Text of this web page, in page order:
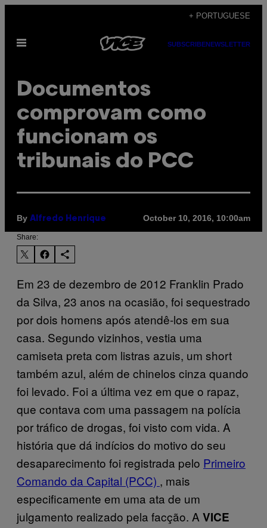
content
+ PORTUGUESE
Open
SUBSCRIBENEWSLETTER
Documentos
comprovam como
funcionam os
tribunais do PCC
By Alfredo Henrique October 10, 2016, 10:00am
Share:
Em 23 de dezembro de 2012 Franklin Prado
da Silva, 23 anos na ocasião, foi sequestrado
por dois homens após atendê-los em sua
casa. Segundo vizinhos, vestia uma
camiseta preta com listras azuis, um short
também azul, além de chinelos cinza quando
foi levado. Foi a última vez em que o rapaz,
que contava com uma passagem na polícia
por tráfico de drogas, foi visto com vida. A
história que dá indícios do motivo do seu
desaparecimento foi registrada pelo Primeiro
Comando da Capital (PCC) , mais
especificamente em uma ata de um
julgamento realizado pela facção. A VICE